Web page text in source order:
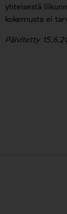
yhteisestä
kokemusta ei
Päivitetty